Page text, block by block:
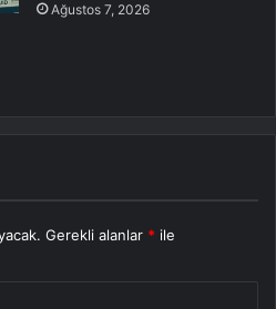
Ağustos 7, 2026
Gerekli alanlar * ile